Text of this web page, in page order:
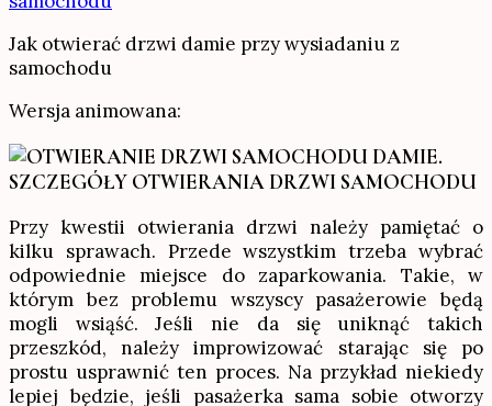
Jak otwierać drzwi damie przy wysiadaniu z
samochodu
Wersja animowana:
SZCZEGÓŁY OTWIERANIA DRZWI SAMOCHODU
Przy kwestii otwierania drzwi należy pamiętać o
kilku sprawach. Przede wszystkim trzeba wybrać
odpowiednie miejsce do zaparkowania. Takie, w
którym bez problemu wszyscy pasażerowie będą
mogli wsiąść. Jeśli nie da się uniknąć takich
przeszkód, należy improwizować starając się po
prostu usprawnić ten proces. Na przykład niekiedy
lepiej będzie, jeśli pasażerka sama sobie otworzy